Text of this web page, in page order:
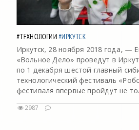
#ТЕХНОЛОГИИ #ИРКУТСК
Иркутск, 28 ноября 2018 года, —
«Вольное Дело» проведут в
по 1 декабря шестой главный
технологический фестиваль
фестиваля впервые пройдут не
2987